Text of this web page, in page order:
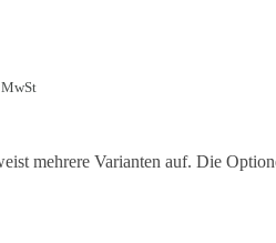
mehrere Varianten auf. Die